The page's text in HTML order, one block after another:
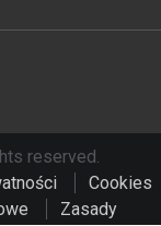
reserved.
Cookies
Zasady